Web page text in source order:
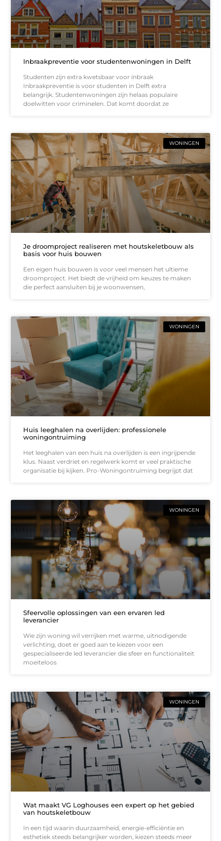
Inbraakpreventie voor studentenwoningen in Delft
Studenten zijn extra kwetsbaar voor inbraak
Inbraakpreventie is voor studenten in Delft extra
belangrijk. Studentenwoningen zijn helaas populaire
doelwitten voor criminelen. Dat komt doordat ze
WONINGEN
Je droomproject realiseren met houtskeletbouw als
basis voor huis bouwen
Een eigen huis bouwen is voor veel mensen het ultieme
droomproject. Het biedt de vrijheid om keuzes te maken
die perfect aansluiten bij je woonwensen,
WONINGEN
Huis leeghalen na overlijden: professionele
woningontruiming
Het leeghalen van een huis na overlijden is een ingrijpende
klus. Naast verdriet en regelwerk komt er veel praktische
organisatie bij kijken. Pro-Woningontruiming begrijpt dat
WONINGEN
Sfeervolle oplossingen van een ervaren led
leverancier
Wie zijn woning wil verrijken met warme, uitnodigende
verlichting, doet er goed aan te kiezen voor een
gespecialiseerde led leverancier die sfeer en functionaliteit
moeiteloos
WONINGEN
Wat maakt VG Loghouses een expert op het gebied
van houtskeletbouw
In een tijd waarin duurzaamheid, energie-efficiëntie en
esthetiek steeds belangrijker worden, kiezen steeds meer